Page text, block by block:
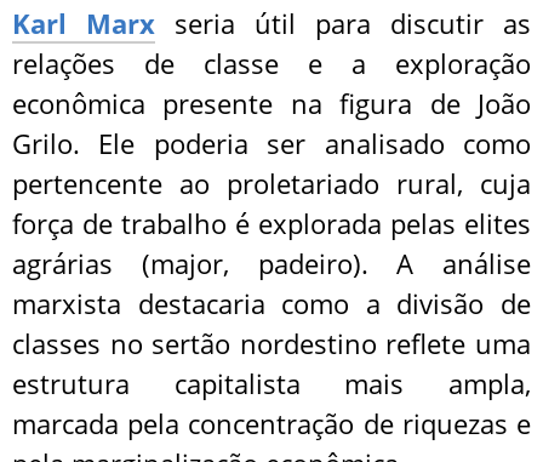
Karl Marx seria útil para discutir as
relações de classe e a exploração
econômica presente na figura de João
Grilo. Ele poderia ser analisado como
pertencente ao proletariado rural, cuja
força de trabalho é explorada pelas elites
agrárias (major, padeiro). A análise
marxista destacaria como a divisão de
classes no sertão nordestino reflete uma
estrutura capitalista mais ampla,
marcada pela concentração de riquezas e